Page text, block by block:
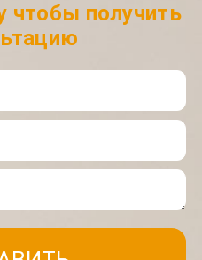
чтобы получить